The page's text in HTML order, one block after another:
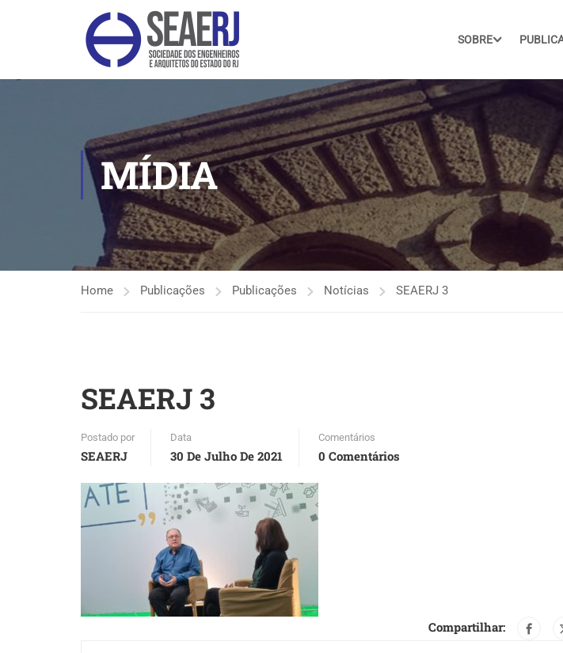
SOBRE
MÍDIA
Home Publicações Publicações Notícias SEAERJ 3
SEAERJ 3
Postado por
SEAERJ
Data
30 De Julho De 2021
Comentários
0 Comentários
Compartilhar: